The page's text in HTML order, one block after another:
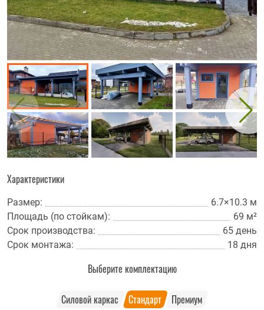
Характеристики
Размер:
6.7×10.3 м
Площадь (по стойкам):
69 м²
Срок производства:
65 день
Срок монтажа:
18 дня
Выберите комплектацию
Силовой каркас Стандарт Премиум